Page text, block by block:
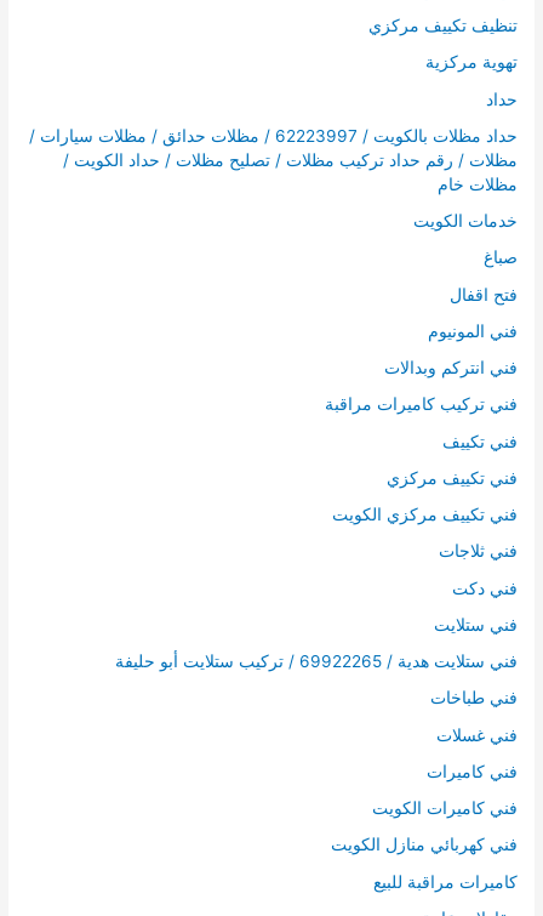
تنظيف تكييف مركزي
تهوية مركزية
حداد
حداد مظلات بالكويت / 62223997 / مظلات حدائق / مظلات سيارات /
مظلات / رقم حداد تركيب مظلات / تصليح مظلات / حداد الكويت /
مظلات خام
خدمات الكويت
صباغ
فتح اقفال
فني المونيوم
فني انتركم وبدالات
فني تركيب كاميرات مراقبة
فني تكييف
فني تكييف مركزي
فني تكييف مركزي الكويت
فني ثلاجات
فني دكت
فني ستلايت
فني ستلايت هدية / 69922265 / تركيب ستلايت أبو حليفة
فني طباخات
فني غسلات
فني كاميرات
فني كاميرات الكويت
فني كهربائي منازل الكويت
كاميرات مراقبة للبيع